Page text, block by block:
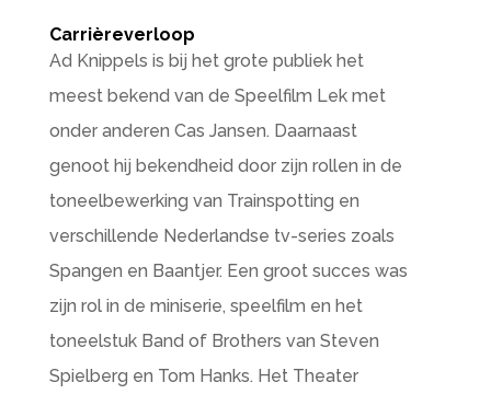
Carrièreverloop
Ad Knippels is bij het grote publiek het
meest bekend van de Speelfilm Lek met
onder anderen Cas Jansen. Daarnaast
genoot hij bekendheid door zijn rollen in de
toneelbewerking van Trainspotting en
verschillende Nederlandse tv-series zoals
Spangen en Baantjer. Een groot succes was
zijn rol in de miniserie, speelfilm en het
toneelstuk Band of Brothers van Steven
Spielberg en Tom Hanks. Het Theater